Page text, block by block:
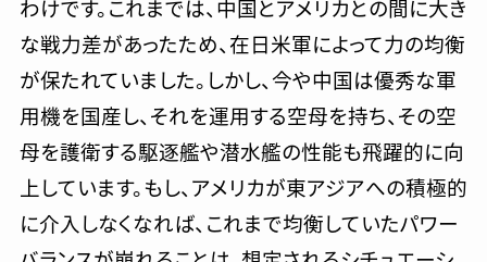
わけです。これまでは、中国とアメリカとの間に大き
な戦力差があったため、在日米軍によって力の均衡
が保たれていました。しかし、今や中国は優秀な軍
用機を国産し、それを運用する空母を持ち、その空
母を護衛する駆逐艦や潜水艦の性能も飛躍的に向
上しています。もし、アメリカが東アジアへの積極的
に介入しなくなれば、これまで均衡していたパワー